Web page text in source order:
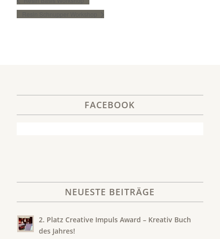
FACEBOOK
NEUESTE BEITRÄGE
2. Platz Creative Impuls Award – Kreativ Buch
des Jahres!